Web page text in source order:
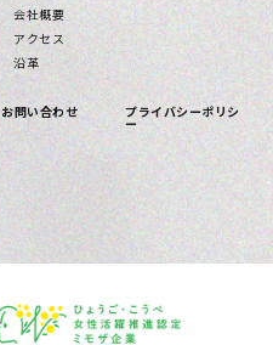
会社概要
アクセス
沿革
お問い合わせ プライバシーポリシ
ー